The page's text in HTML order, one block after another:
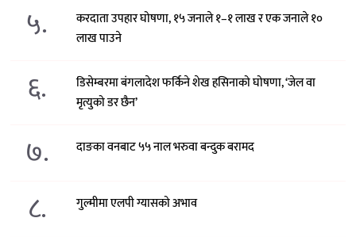
५.
करदाता उपहार घोषणा, १५ जनाले १–१ लाख र एक जनाले १०
लाख पाउने
६.
डिसेम्बरमा बंगलादेश फर्किने शेख हसिनाको घोषणा, ‘जेल वा
मृत्युको डर छैन’
७. दाङका वनबाट ५५ नाल भरुवा बन्दुक बरामद
८. गुल्मीमा एलपी ग्यासको अभाव